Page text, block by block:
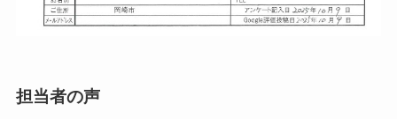
担当者の声